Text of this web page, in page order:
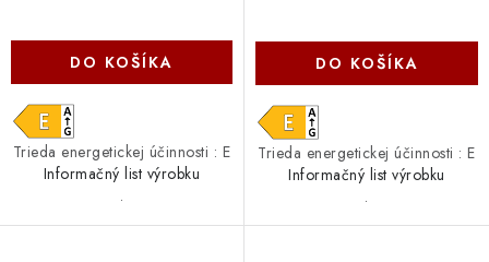
DO KOŠÍKA
Trieda energetickej účinnosti : E
Informačný list výrobku
.
DO KOŠÍKA
Trieda energetickej účinnosti : E
Informačný list výrobku
.